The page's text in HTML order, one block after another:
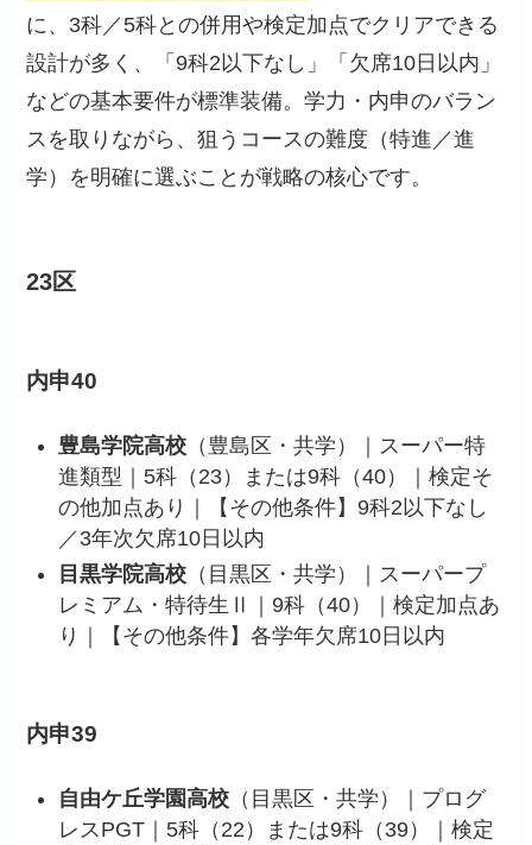
に、3科／5科との併用や検定加点でクリアできる
設計が多く、「9科2以下なし」「欠席10日以内」
などの基本要件が標準装備。学力・内申のバラン
スを取りながら、狙うコースの難度（特進／進
学）を明確に選ぶことが戦略の核心です。
23区
内申40
豊島学院高校 （豊島区・共学）｜スーパー特
進類型｜5科（23）または9科（40）｜検定そ
の他加点あり｜【その他条件】9科2以下なし
／3年次欠席10日以内
目黒学院高校 （目黒区・共学）｜スーパープ
レミアム・特待生Ⅱ｜9科（40）｜検定加点あ
り｜【その他条件】各学年欠席10日以内
内申39
自由ケ丘学園高校 （目黒区・共学）｜プログ
レスPGT｜5科（22）または9科（39）｜検定